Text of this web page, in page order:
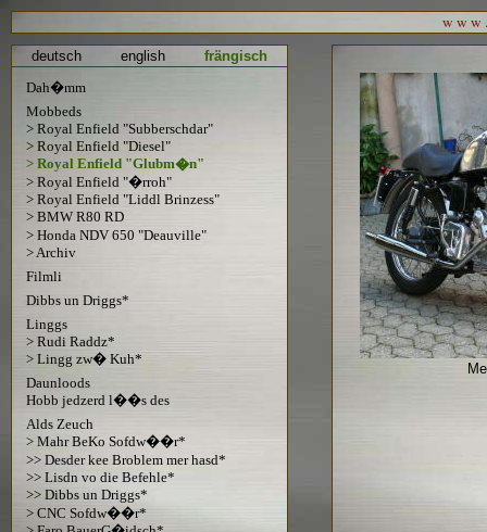
w w w
deutsch english
frängisch
Dah�mm
Mobbeds
> Royal Enfield "Subberschdar"
> Royal Enfield "Diesel"
> Royal Enfield "Glubm�n"
> Royal Enfield "�rroh"
> Royal Enfield "Liddl Brinzess"
> BMW R80 RD
> Honda NDV 650 "Deauville"
> Archiv
Filmli
Dibbs un Driggs*
Linggs
> Rudi Raddz*
> Lingg zw� Kuh*
Daunloods
Hobb jedzerd l��s des
Alds Zeuch
> Mahr BeKo Sofdw��r*
>> Desder kee Broblem mer hasd*
>> Lisdn vo die Befehle*
>> Dibbs un Driggs*
> CNC Sofdw��r*